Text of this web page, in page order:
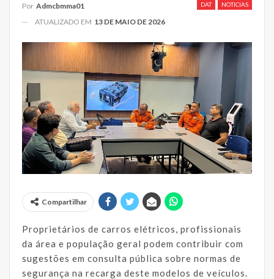
DAT NOTICIAS
Por Admcbmma01
ATUALIZADO EM 13 DE MAIO DE 2026
Compartilhar
Proprietários de carros elétricos, profissionais
da área e população geral podem contribuir com
sugestões em consulta pública sobre normas de
segurança na recarga deste modelos de veículos.